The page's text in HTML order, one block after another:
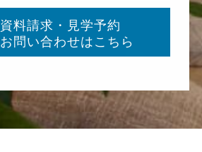
資料請求・見学予約
お問い合わせはこちら